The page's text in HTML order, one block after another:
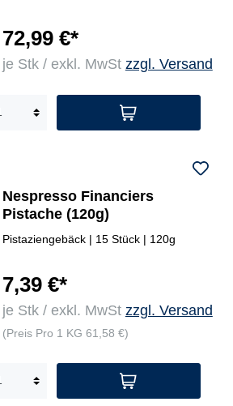
72,99 €*
je Stk / exkl. MwSt zzgl. Versand
Nespresso Financiers
Pistache (120g)
Pistaziengebäck | 15 Stück | 120g
7,39 €*
je Stk / exkl. MwSt zzgl. Versand
(Preis Pro 1 KG 61,58 €)